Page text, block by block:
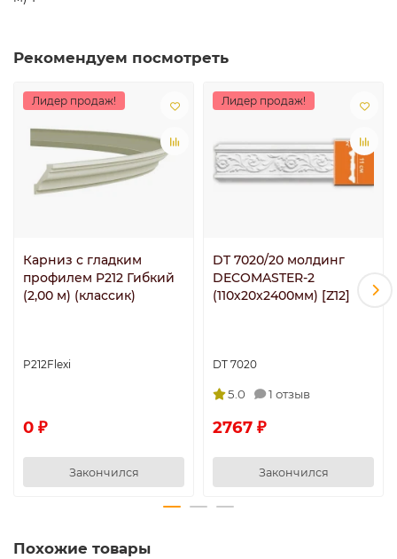
Рекомендуем посмотреть
Лидер продаж!
Карниз с гладким
профилем P212 Гибкий
(2,00 м) (классик)
P212Flexi
0 ₽
Закончился
Лидер продаж!
DT 7020/20 молдинг
DECOMASTER-2
(110х20x2400мм) [Z12]
DT 7020
5.0 1 отзыв
2767 ₽
Закончился
Похожие товары